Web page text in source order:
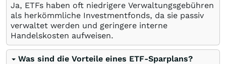
Ja, ETFs haben oft niedrigere Verwaltungsgebühren
als herkömmliche Investmentfonds, da sie passiv
verwaltet werden und geringere interne
Handelskosten aufweisen.
Was sind die Vorteile eines ETF-Sparplans?